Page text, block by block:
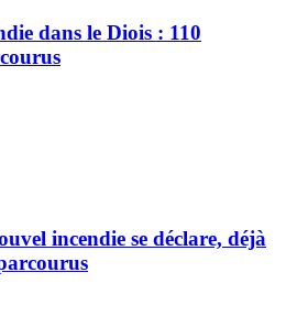
dans le Diois : 110
incendie se déclare, déjà